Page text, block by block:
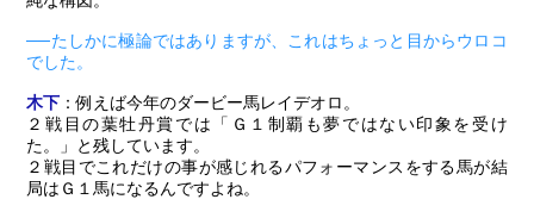
──たしかに極論ではありますが、これはちょっと目からウロコ
でした。
木下 ：例えば今年のダービー馬レイデオロ。
２戦目の葉牡丹賞では「Ｇ１制覇も夢ではない印象を受け
た。」と残しています。
２戦目でこれだけの事が感じれるパフォーマンスをする馬が結
局はＧ１馬になるんですよね。